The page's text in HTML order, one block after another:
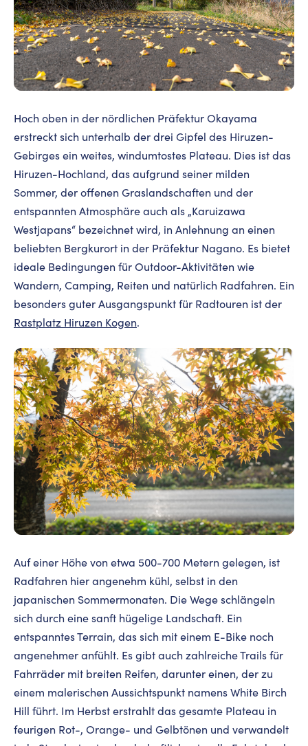
Hoch oben in der nördlichen Präfektur Okayama
erstreckt sich unterhalb der drei Gipfel des Hiruzen-
Gebirges ein weites, windumtostes Plateau. Dies ist das
Hiruzen-Hochland, das aufgrund seiner milden
Sommer, der offenen Graslandschaften und der
entspannten Atmosphäre auch als „Karuizawa
Westjapans“ bezeichnet wird, in Anlehnung an einen
beliebten Bergkurort in der Präfektur Nagano. Es bietet
ideale Bedingungen für Outdoor-Aktivitäten wie
Wandern, Camping, Reiten und natürlich Radfahren. Ein
besonders guter Ausgangspunkt für Radtouren ist der
Rastplatz Hiruzen Kogen.
Auf einer Höhe von etwa 500-700 Metern gelegen, ist
Radfahren hier angenehm kühl, selbst in den
japanischen Sommermonaten. Die Wege schlängeln
sich durch eine sanft hügelige Landschaft. Ein
entspanntes Terrain, das sich mit einem E-Bike noch
angenehmer anfühlt. Es gibt auch zahlreiche Trails für
Fahrräder mit breiten Reifen, darunter einen, der zu
einem malerischen Aussichtspunkt namens White Birch
Hill führt. Im Herbst erstrahlt das gesamte Plateau in
feurigen Rot-, Orange- und Gelbtönen und verwandelt